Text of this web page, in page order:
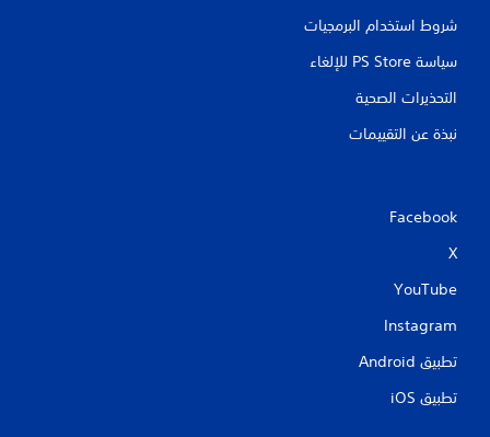
شروط استخدام البرمجيات
سياسة PS Store للإلغاء
التحذيرات الصحية
نبذة عن التقييمات
Facebook
X
YouTube
Instagram
تطبيق Android‏
تطبيق iOS‏